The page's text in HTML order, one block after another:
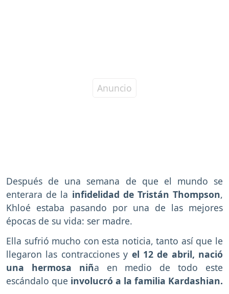
Después de una semana de que el mundo se
enterara de la infidelidad de Tristán Thompson,
Khloé estaba pasando por una de las mejores
épocas de su vida: ser madre.
Ella sufrió mucho con esta noticia, tanto así que le
llegaron las contracciones y el 12 de abril, nació
una hermosa niña en medio de todo este
escándalo que involucró a la familia Kardashian.